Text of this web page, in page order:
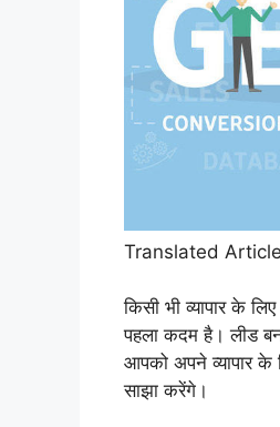
Translated
किसी भी व्यापार के
पहला कदम है। लीड
आपको अपने व्यापार
साझा करेंगे।